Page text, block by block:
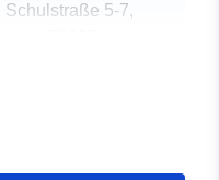
Schulstraße 5-7,